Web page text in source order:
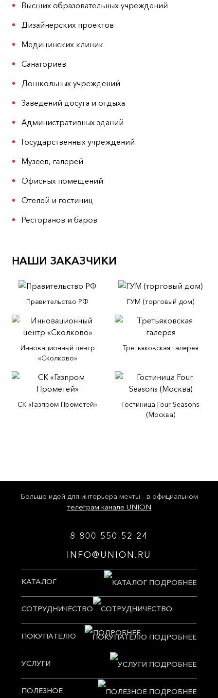
Высших образовательных учреждений
Дизайнерских проектов
Медицинских клиник
Санаториев
Дошкольных учреждений
Заведений досуга и отдыха
Административных зданий
Государственных учреждений
Музеев, галерей
Офисных помещений
Отелей и гостиниц
Ресторанов и баров
НАШИ ЗАКАЗЧИКИ
Правительство РФ ГУМ (торговый дом)
Инновационный центр
«Сколково»
Третьяковская галерея
СК «Газпром Прометей»
Гостиница Four Seasons
(Москва)
Больше идей для интерьера мечты - в официальном
телеграм канале UNION
8 800 550 52 24
INFO@UNION.RU
КАТАЛОГ
СОТРУДНИЧЕСТВО
ПОКУПАТЕЛЮ
УСЛУГИ
ПОЛЕЗНОЕ